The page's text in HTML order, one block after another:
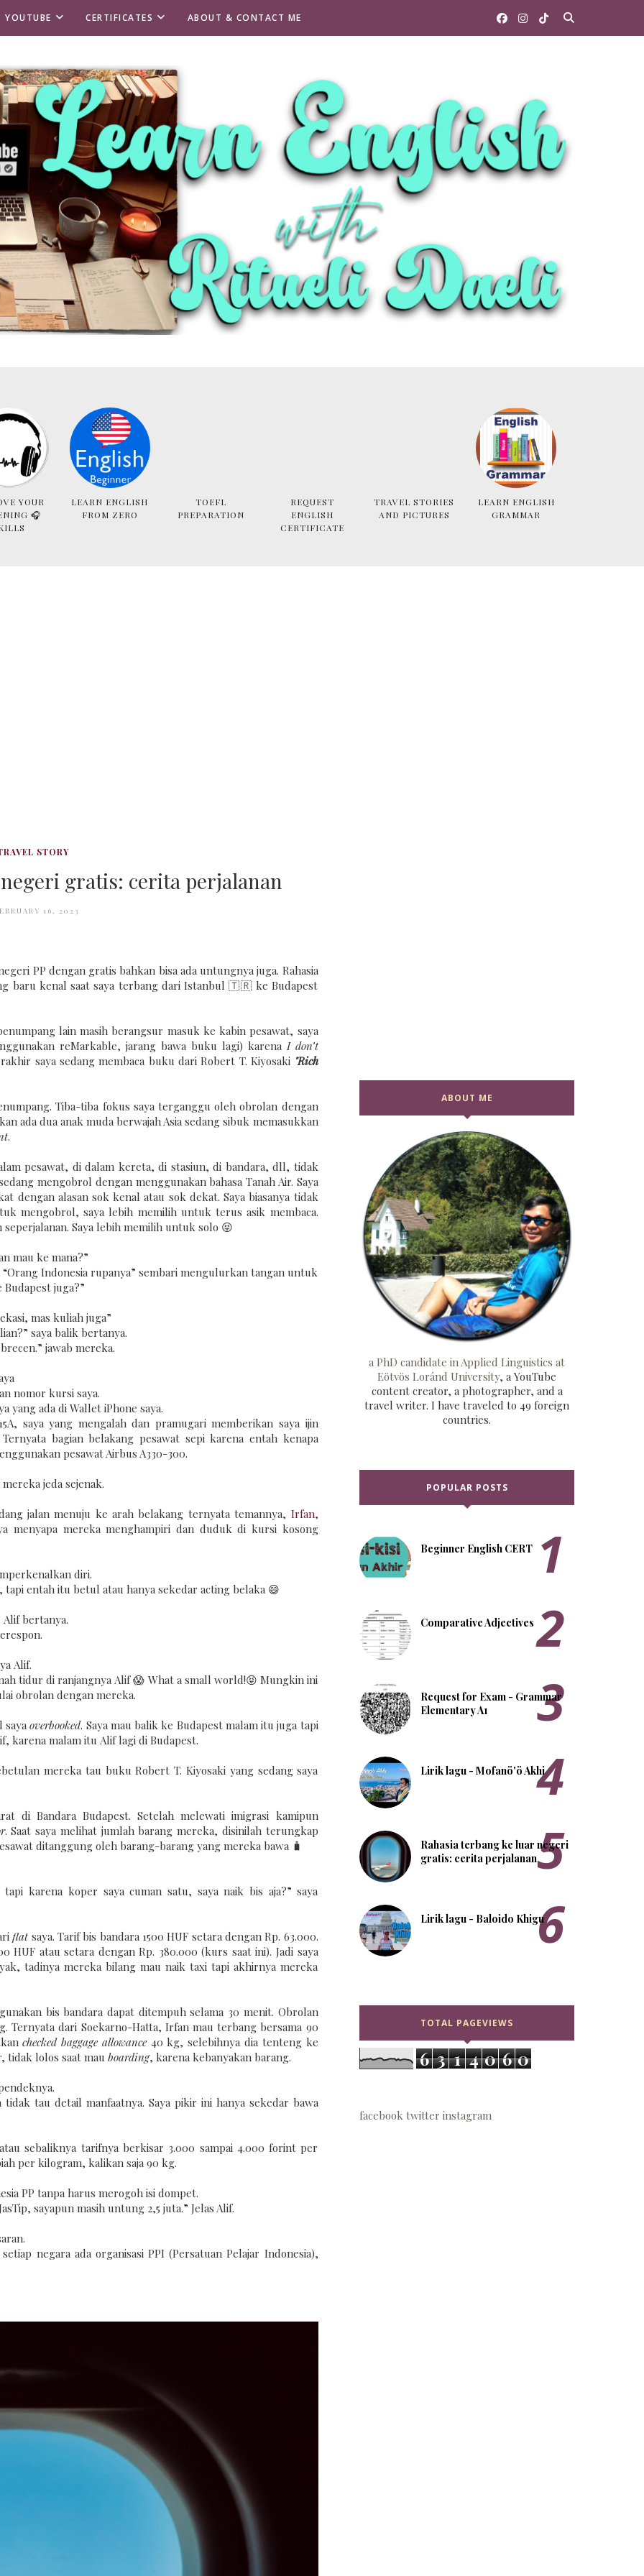
YOUTUBE CERTIFICATES ABOUT & CONTACT ME
YOUR
🎧
LEARN ENGLISH
FROM ZERO
TOEFL
PREPARATION
REQUEST
ENGLISH
CERTIFICATE
TRAVEL STORIES
AND PICTURES
LEARN ENGLISH
GRAMMAR
STORY
gratis: cerita perjalanan
16, 2023
PP dengan gratis bahkan bisa ada untungnya juga. Rahasia
baru kenal saat saya terbang dari Istanbul 🇹🇷 ke Budapest
lain masih berangsur masuk ke kabin pesawat, saya
reMarkable, jarang bawa buku lagi) karenaI don’t
saya sedang membaca buku dari Robert T. Kiyosaki "Rich
Tiba-tiba fokus saya terganggu oleh obrolan dengan
ada dua anak muda berwajah Asia sedang sibuk memasukkan
.
pesawat, di dalam kereta, di stasiun, di bandara, dll, tidak
mengobrol dengan menggunakan bahasa Tanah Air. Saya
dengan alasan sok kenal atau sok dekat. Saya biasanya tidak
mengobrol, saya lebih memilih untuk terus asik membaca.
Saya lebih memilih untuk solo 😝
mau ke mana?”
Indonesia rupanya” sembari mengulurkan tangan untuk
Budapest juga?”
mas kuliah juga”
saya balik bertanya.
jawab mereka.
nomor kursi saya.
yang ada di Wallet iPhone saya.
saya yang mengalah dan pramugari memberikan saya ijin
bagian belakang pesawat sepi karena entah kenapa
pesawat Airbus A330-300.
jeda sejenak.
jalan menuju ke arah belakang ternyata temannya, Irfan,
menyapa mereka menghampiri dan duduk di kursi kosong
diri.
tapi entah itu betul atau hanya sekedar acting belaka 😄
Alif bertanya.
Alif.
tidur di ranjangnya Alif 😱 What a small world!😝 Mungkin ini
obrolan dengan mereka.
sayaoverbooked. Saya mau balik ke Budapest malam itu juga tapi
karena malam itu Alif lagi di Budapest.
mereka tau buku Robert T. Kiyosaki yang sedang saya
di Bandara Budapest. Setelah melewati imigrasi kamipun
. Saat saya melihat jumlah barang mereka, disinilah terungkap
ditanggung oleh barang-barang yang mereka bawa 🧳
karena koper saya cuman satu, saya naik bis aja?” saya
flatsaya. Tarif bis bandara 1500 HUF setara dengan Rp. 63.000.
HUF atau setara dengan Rp. 380.000 (kurs saat ini). Jadi saya
tadinya mereka bilang mau naik taxi tapi akhirnya mereka
bis bandara dapat ditempuh selama 30 menit. Obrolan
Ternyata dari Soekarno-Hatta, Irfan mau terbang bersama 90
checked baggage allowance40 kg, selebihnya dia tenteng ke
tidak lolos saat mau boarding, karena kebanyakan barang.
tau detail manfaatnya. Saya pikir ini hanya sekedar bawa
sebaliknya tarifnya berkisar 3.000 sampai 4.000 forint per
per kilogram, kalikan saja 90 kg.
PP tanpa harus merogoh isi dompet.
sayapun masih untung 2,5 juta.” Jelas Alif.
negara ada organisasi PPI (Persatuan Pelajar Indonesia),
ABOUT ME
a PhD candidate in Applied Linguistics at
Eötvös Loránd University, a YouTube
content creator, a photographer, and a
travel writer. I have traveled to 49 foreign
countries.
POPULAR POSTS
Beginner English CERT
Comparative Adjectives
Request for Exam - Grammar
Elementary A1
Lirik lagu - Mofanö'ö Akhi
Rahasia terbang ke luar negeri
gratis: cerita perjalanan
Lirik lagu - Baloido Khigu
TOTAL PAGEVIEWS
6 3 1 4 0 6 0
facebook twitter instagram